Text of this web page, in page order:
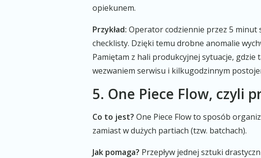
opiekunem.
Przykład: Operator codziennie przez 5 minut
checklisty. Dzięki temu drobne anomalie
Pamiętam z hali produkcyjnej sytuacje, gdzie
wezwaniem serwisu i kilkugodzinnym
5. One Piece Flow, czyli
Co to jest? One Piece Flow to sposób
zamiast w dużych partiach (tzw. batchach).
Jak pomaga? Przepływ jednej sztuki